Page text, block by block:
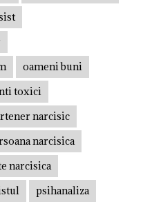
oameni buni
toxici
narcisic
narcisica
narcisica
psihanaliza